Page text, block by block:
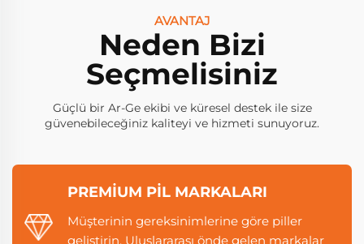
AVANTAJ
Neden Bizi
Seçmelisiniz
Güçlü bir Ar-Ge ekibi ve küresel destek ile size
güvenebileceğiniz kaliteyi ve hizmeti sunuyoruz.
PREMIUM PIL MARKALARI
Müşterinin gereksinimlerine göre piller
geliştirin. Uluslararası önde gelen markalar